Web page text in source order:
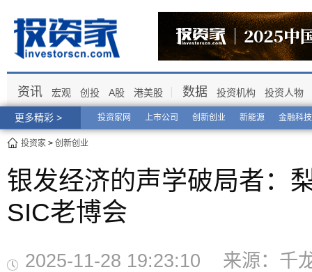
更多精彩 > 投资家网 上市公司 创新创业 新能源 金融科技
资讯 宏观 创投 A股 港美股 数据 投资机构 投资人物
投资家 > 创新创业
银发经济的声学破局者：
SIC老博会
2025-11-28 19:23:10 来源：